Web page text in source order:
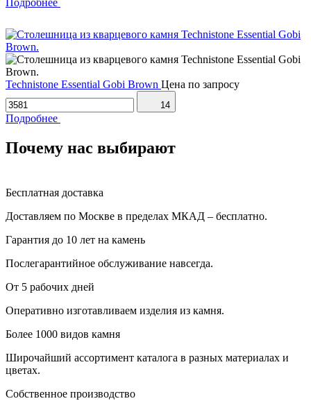
Technistone Essential Gobi Brown Цена по запросу
14
Подробнее
Почему нас выбирают
Бесплатная доставка
Доставляем по Москве в пределах МКАД – бесплатно.
Гарантия до 10 лет на камень
Послегарантийное обслуживание навсегда.
От 5 рабочих дней
Оперативно изготавливаем изделия из камня.
Более 1000 видов камня
Широчайший ассортимент каталога в разных материалах и
цветах.
Собственное производство